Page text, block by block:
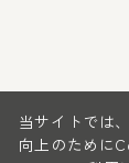
当サイトでは
向上のために